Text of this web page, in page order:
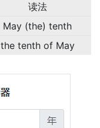
读法
May (the) tenth
the tenth of May